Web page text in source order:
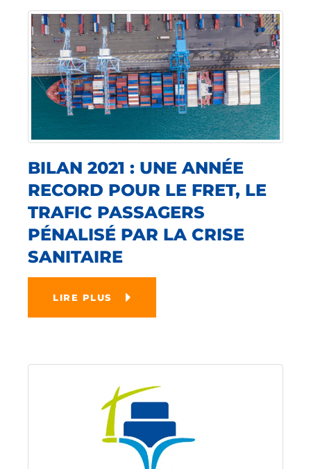
BILAN 2021 : UNE ANNÉE
RECORD POUR LE FRET, LE
TRAFIC PASSAGERS
PÉNALISÉ PAR LA CRISE
SANITAIRE
LIRE PLUS